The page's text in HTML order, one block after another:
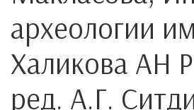
археологии
Халикова АН
ред. А.Г.